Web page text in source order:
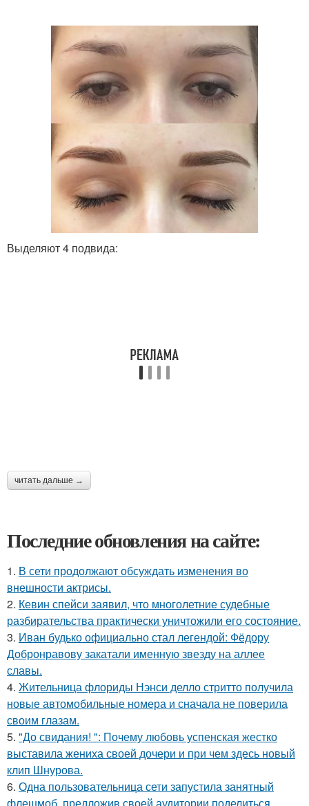
Выделяют 4 подвида:
читать дальше →
Последние обновления на сайте:
1. В сети продолжают обсуждать изменения во
внешности актрисы.
2. Кевин спейси заявил, что многолетние судебные
разбирательства практически уничтожили его состояние.
3. Иван будько официально стал легендой: Фёдору
Добронравову закатали именную звезду на аллее
славы.
4. Жительница флориды Нэнси делло стритто получила
новые автомобильные номера и сначала не поверила
своим глазам.
5. "До свидания! ": Почему любовь успенская жестко
выставила жениха своей дочери и при чем здесь новый
клип Шнурова.
6. Одна пользовательница сети запустила занятный